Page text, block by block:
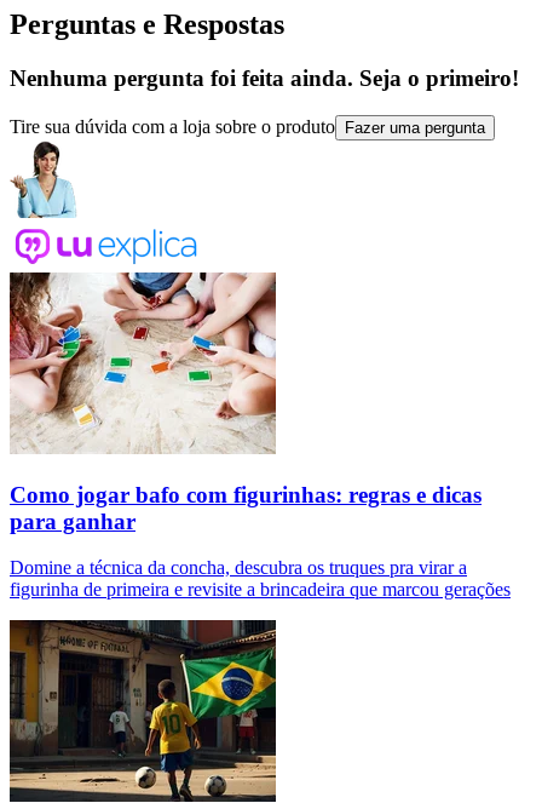
Perguntas e Respostas
Nenhuma pergunta foi feita ainda. Seja o primeiro!
Tire sua dúvida com a loja sobre o produto Fazer uma pergunta
Como jogar bafo com figurinhas: regras e dicas
para ganhar
Domine a técnica da concha, descubra os truques pra virar a
figurinha de primeira e revisite a brincadeira que marcou gerações